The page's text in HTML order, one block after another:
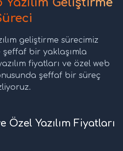
Geliştirme
geliştirme sürecimiz
bir yaklaşımla
fiyatları ve özel web
şeffaf bir süreç
Özel Yazılım Fiyatları